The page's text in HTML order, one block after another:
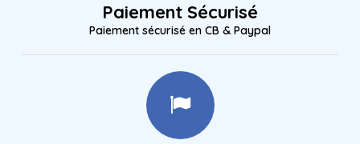
Paiement Sécurisé
Paiement sécurisé en CB & Paypal